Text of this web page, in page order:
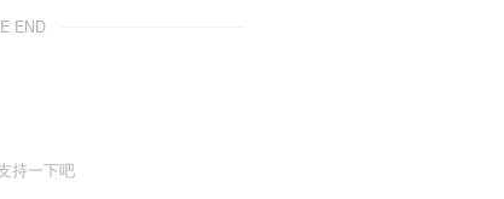
END
持一下吧